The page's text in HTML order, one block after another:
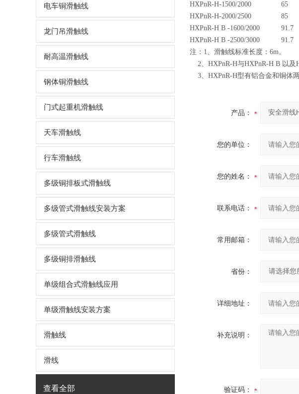
电车铜滑触线
龙门吊滑触线
耐高温滑触线
钢体铜滑触线
门式起重机滑触线
天车滑触线
行车滑触线
多级铜排板式滑触线
多级管式滑触线安装方案
多级管式滑触线
多级铜排滑触线
单级组合式滑触线应用
单级滑触线安装方案
滑触线
滑线
查看全部
HXPnR-H-1500/2000
65
HXPnR-H-2000/2500
85
HXPnR-H B -1600/2000
91.7
HXPnR-H B -2500/3000
91.7
注：1、滑触线标准长度：6m。
2、HXPnR-H与HXPnR-H B 以及
3、HXPnR-H型有铝合金和铜体两
产品：
您的单位：
您的姓名：
联系电话：
常用邮箱：
省份：
详细地址：
补充说明：
验证码：